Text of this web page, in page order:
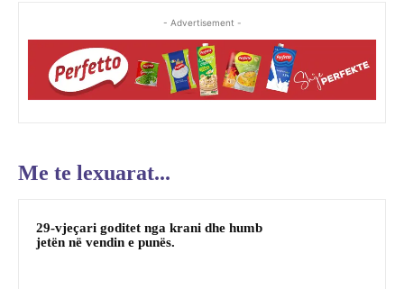
- Advertisement -
Me te lexuarat...
29-vjeçari goditet nga krani dhe humb
jetën në vendin e punës.